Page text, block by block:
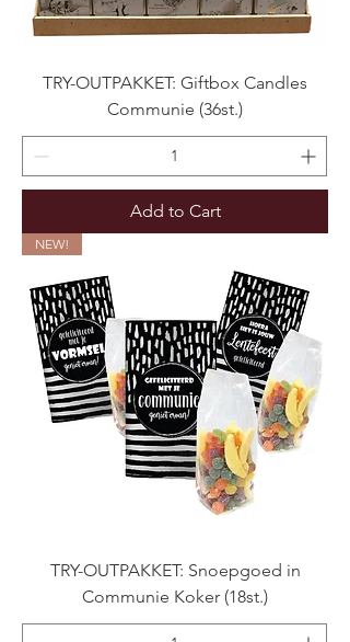
TRY-OUTPAKKET: Giftbox Candles
Communie (36st.)
Add to Cart
NEW!
TRY-OUTPAKKET: Snoepgoed in
Communie Koker (18st.)